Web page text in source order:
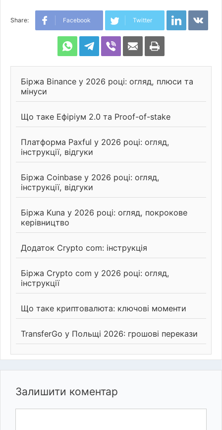
Share: Facebook Twitter LinkedIn
WhatsAppTelegram
Viber
Share
via
Біржа Binance у 2026 році: огляд, плюси та
мінуси
Що таке Ефіріум 2.0 та Proof-of-stake
Платформа Paxful у 2026 році: огляд,
інструкції, відгуки
Біржа Coinbase у 2026 році: огляд,
інструкції, відгуки
Біржа Kuna у 2026 році: огляд, покрокове
керівництво
Додаток Crypto com: інструкція
Біржа Crypto com у 2026 році: огляд,
інструкції
Що таке криптовалюта: ключові моменти
TransferGo у Польщі 2026: грошові перекази
Залишити коментар